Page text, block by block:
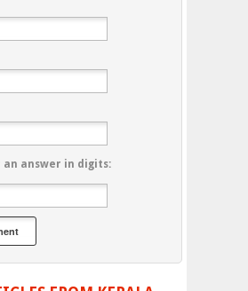
an answer in digits: